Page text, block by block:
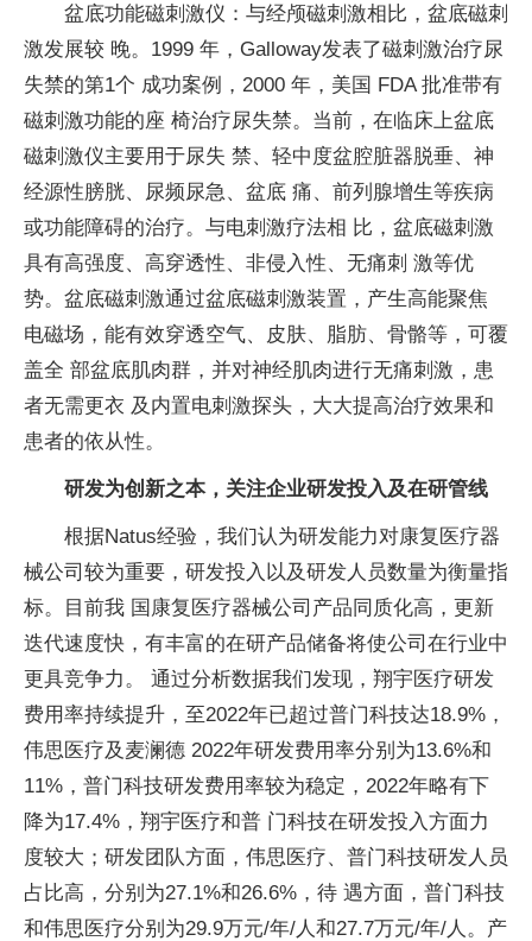
盆底功能磁刺激仪：与经颅磁刺激相比，盆底磁刺
激发展较 晚。1999 年，Galloway发表了磁刺激治疗尿
失禁的第1个 成功案例，2000 年，美国 FDA 批准带有
磁刺激功能的座 椅治疗尿失禁。当前，在临床上盆底
磁刺激仪主要用于尿失 禁、轻中度盆腔脏器脱垂、神
经源性膀胱、尿频尿急、盆底 痛、前列腺增生等疾病
或功能障碍的治疗。与电刺激疗法相 比，盆底磁刺激
具有高强度、高穿透性、非侵入性、无痛刺 激等优
势。盆底磁刺激通过盆底磁刺激装置，产生高能聚焦
电磁场，能有效穿透空气、皮肤、脂肪、骨骼等，可覆
盖全 部盆底肌肉群，并对神经肌肉进行无痛刺激，患
者无需更衣 及内置电刺激探头，大大提高治疗效果和
患者的依从性。
研发为创新之本，关注企业研发投入及在研管线
根据Natus经验，我们认为研发能力对康复医疗器
械公司较为重要，研发投入以及研发人员数量为衡量指
标。目前我 国康复医疗器械公司产品同质化高，更新
迭代速度快，有丰富的在研产品储备将使公司在行业中
更具竞争力。 通过分析数据我们发现，翔宇医疗研发
费用率持续提升，至2022年已超过普门科技达18.9%，
伟思医疗及麦澜德 2022年研发费用率分别为13.6%和
11%，普门科技研发费用率较为稳定，2022年略有下
降为17.4%，翔宇医疗和普 门科技在研发投入方面力
度较大；研发团队方面，伟思医疗、普门科技研发人员
占比高，分别为27.1%和26.6%，待 遇方面，普门科技
和伟思医疗分别为29.9万元/年/人和27.7万元/年/人。产